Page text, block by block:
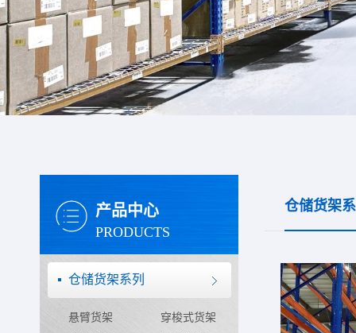
产品中心
PRODUCTS
仓储货架系列
悬臂货架
穿梭式货架
仓储货架